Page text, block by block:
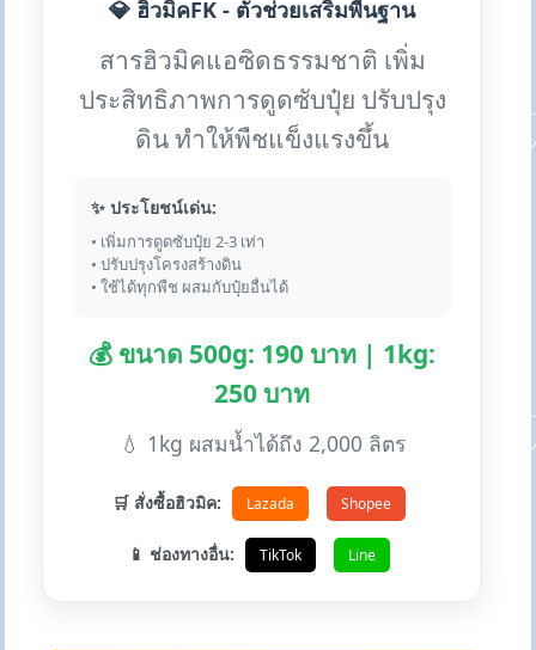
💎 ฮิวมิคFK - ตัวช่วยเสริมพื้นฐาน
สารฮิวมิคแอซิดธรรมชาติ เพิ่ม
ประสิทธิภาพการดูดซับปุ๋ย ปรับปรุง
ดิน ทำให้พืชแข็งแรงขึ้น
✨ ประโยชน์เด่น:
• เพิ่มการดูดซับปุ๋ย 2-3 เท่า
• ปรับปรุงโครงสร้างดิน
• ใช้ได้ทุกพืช ผสมกับปุ๋ยอื่นได้
💰 ขนาด 500g: 190 บาท | 1kg:
250 บาท
💧 1kg ผสมน้ำได้ถึง 2,000 ลิตร
🛒 สั่งซื้อฮิวมิค: Lazada Shopee
📱 ช่องทางอื่น: TikTok Line